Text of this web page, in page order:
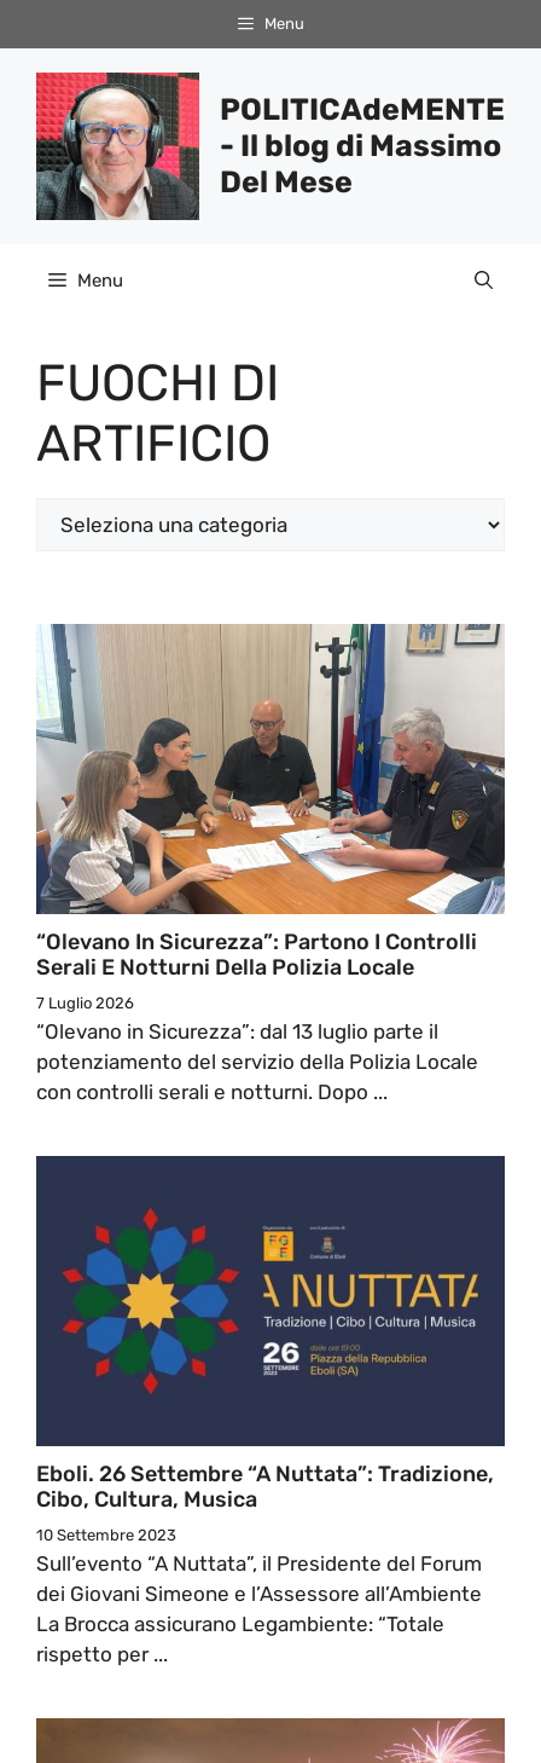
al
contenuto
Menu
POLITICAdeMENTE
- Il blog di Massimo
Del Mese
Menu
FUOCHI DI
ARTIFICIO
Categorie
“Olevano In Sicurezza”: Partono I Controlli
Serali E Notturni Della Polizia Locale
7 Luglio 2026
“Olevano in Sicurezza”: dal 13 luglio parte il
potenziamento del servizio della Polizia Locale
con controlli serali e notturni. Dopo ...
Eboli. 26 Settembre “A Nuttata”: Tradizione,
Cibo, Cultura, Musica
10 Settembre 2023
Sull’evento “A Nuttata”, il Presidente del Forum
dei Giovani Simeone e l’Assessore all’Ambiente
La Brocca assicurano Legambiente: “Totale
rispetto per ...